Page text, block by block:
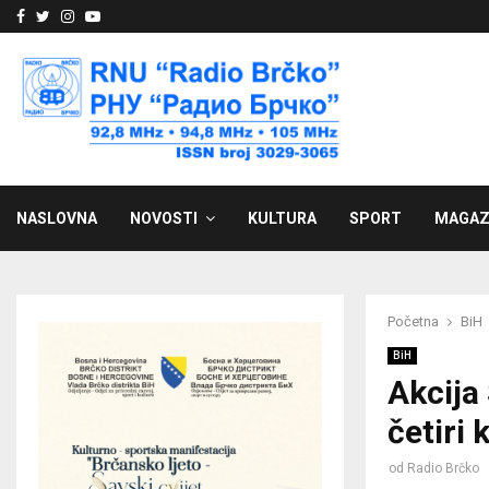
Facebook
Twitter
Instagram
Youtube
NASLOVNA NOVOSTI KULTURA SPORT
Početna BiH
BiH
Akcija
četiri
od Radio Brčko